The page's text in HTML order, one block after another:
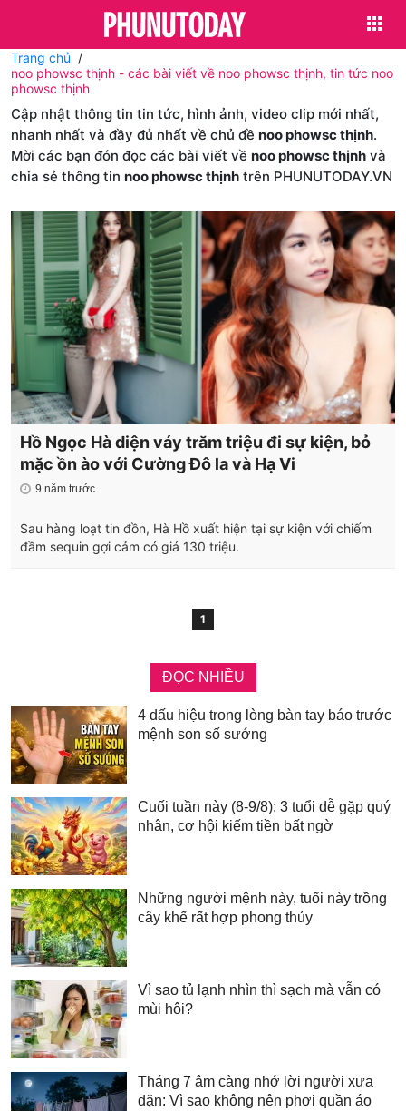
Trang chủ
noo phowsc thịnh - các bài viết về noo phowsc thịnh, tin tức noo
phowsc thịnh
Cập nhật thông tin tin tức, hình ảnh, video clip mới nhất,
nhanh nhất và đầy đủ nhất về chủ đề noo phowsc thịnh.
Mời các bạn đón đọc các bài viết về noo phowsc thịnh và
chia sẻ thông tin noo phowsc thịnh trên PHUNUTODAY.VN
Hồ Ngọc Hà diện váy trăm triệu đi sự kiện, bỏ
mặc ồn ào với Cường Đô la và Hạ Vi
9 năm trước
Sau hàng loạt tin đồn, Hà Hồ xuất hiện tại sự kiện với chiếm
đầm sequin gợi cảm có giá 130 triệu.
1
ĐỌC NHIỀU
4 dấu hiệu trong lòng bàn tay báo trước
mệnh son số sướng
Cuối tuần này (8-9/8): 3 tuổi dễ gặp quý
nhân, cơ hội kiếm tiền bất ngờ
Những người mệnh này, tuổi này trồng
cây khế rất hợp phong thủy
Vì sao tủ lạnh nhìn thì sạch mà vẫn có
mùi hôi?
Tháng 7 âm càng nhớ lời người xưa
dặn: Vì sao không nên phơi quần áo